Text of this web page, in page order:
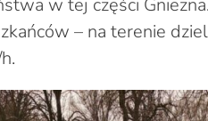
w tej części
– na terenie